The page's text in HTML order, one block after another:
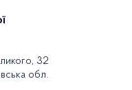
Фінансовий
32
обл.